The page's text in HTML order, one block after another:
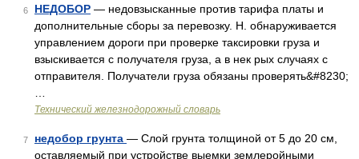
6 НЕДОБОР — недовзысканные против тарифа платы и
дополнительные сборы за перевозку. Н. обнаруживается
управлением дороги при проверке таксировки груза и
взыскивается с получателя груза, а в нек рых случаях с
отправителя. Получатели груза обязаны проверять&#8230;
Технический железнодорожный словарь
7 недобор грунта — Слой грунта толщиной от 5 до 20 см,
оставляемый при устройстве выемки землеройными